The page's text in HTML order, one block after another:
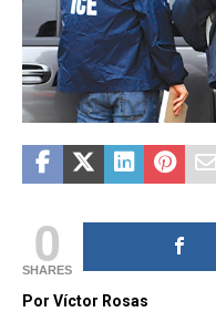
0
SHARES
Por Víctor Rosas